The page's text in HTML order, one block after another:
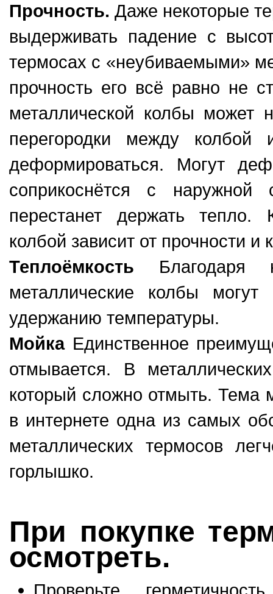
Прочность. Даже некоторые
выдерживать падение с
термосах с «неубиваемыми»
прочность его всё равно не
металлической колбы может
перегородки между
деформироваться. Могут
соприкоснётся с
перестанет держать тепло.
колбой зависит от прочности и
Теплоёмкость Благодаря
металлические колбы
удержанию температуры.
МойкаЕдинственное
отмывается. В
который сложно отмыть. Тема
в интернете одна из самых
металличеcких термосов
горлышко.
При покупке
осмотреть.